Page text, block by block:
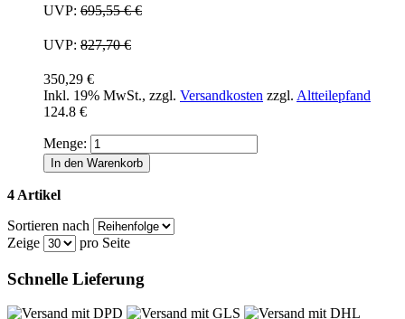
UVP: 695,55 €€
UVP: 827,70 €
350,29 €
Inkl. 19% MwSt., zzgl. Versandkosten zzgl. Altteilepfand
124.8 €
Menge:
In den Warenkorb
4 Artikel
Sortieren nach
Zeige
pro Seite
Schnelle Lieferung